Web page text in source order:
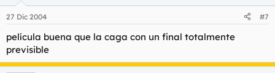
27 Dic 2004 #7
película buena que la caga con un final totalmente
previsible